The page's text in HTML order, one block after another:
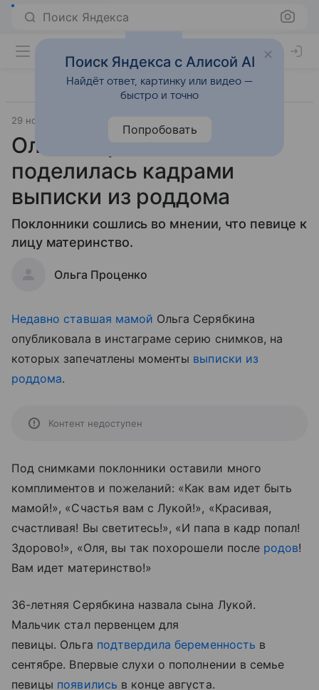
Поиск Яндекса
29 ноября 2021
Ольга Серябкина
поделилась кадрами
выписки из роддома
Поклонники сошлись во мнении, что певице к
лицу материнство.
Ольга Проценко
Недавно ставшая мамой Ольга Серябкина
опубликовала в инстаграме серию снимков, на
которых запечатлены моменты выписки из
роддома.
Контент недоступен
Под снимками поклонники оставили много
комплиментов и пожеланий: «Как вам идет быть
мамой!», «Счастья вам с Лукой!», «Красивая,
счастливая! Вы светитесь!», «И папа в кадр попал!
Здорово!», «Оля, вы так похорошели после родов!
Вам идет материнство!»
36-летняя Серябкина назвала сына Лукой.
Мальчик стал первенцем для
певицы. Ольга подтвердила беременность в
сентябре. Впервые слухи о пополнении в семье
певицы появились в конце августа.
Поиск Яндекса с Алисой AI
Найдёт ответ, картинку или видео —
быстро и точно
Попробовать